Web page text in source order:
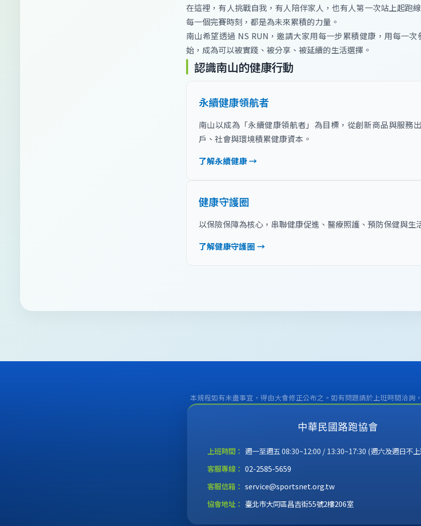
在這裡，有人挑戰自我，有人陪伴家人，也有人第一次站上起跑
每一個完賽時刻，都是為未來累積的力量。
南山希望透過 NS RUN，邀請大家用每一步累積健康，用每一
始，成為可以被實踐、被分享、被延續的生活選擇。
認識南山的健康行動
永續健康領航者
南山以成為「永續健康領航者」為目標，從創新商品與服務
戶、社會與環境積累健康資本。
了解永續健康 →
健康守護圈
以保險保障為核心，串聯健康促進、醫療照護、預防保健與生
了解健康守護圈 →
本規程如有未盡事宜，得由大會修正公布之。 如有問題請於上班時間洽詢
中華民國路跑協會
上班時間： 週一至週五 08:30~12:00 / 13:30~17:30 (週六及週日不
客服專線： 02-2585-5659
客服信箱： service@sportsnet.org.tw
協會地址： 臺北市大同區昌吉街55號2樓206室